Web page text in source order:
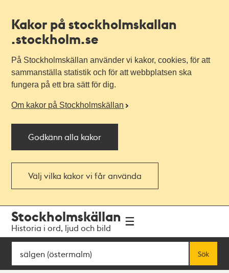
Kakor på stockholmskallan
.stockholm.se
På Stockholmskällan använder vi kakor, cookies, för att
sammanställa statistik och för att webbplatsen ska
fungera på ett bra sätt för dig.
Om kakor på Stockholmskällan
Godkänn alla kakor
Välj vilka kakor vi får använda
navigationen
huvudinnehållet
Stockholmskällan
Historia i ord, ljud och bild
Sök
Sök